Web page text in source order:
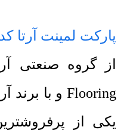
پارکت لمینت آرتا کد 760
یکی از